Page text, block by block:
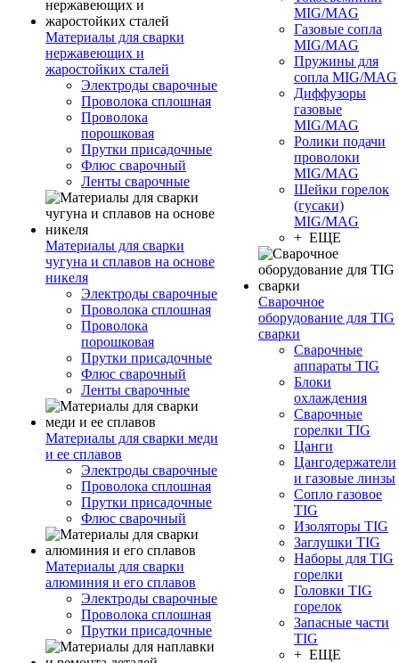
Материалы для сварки
нержавеющих и
жаростойких сталей
Электроды сварочные
Проволока сплошная
Проволока
порошковая
Прутки присадочные
Флюс сварочный
Ленты сварочные
Материалы для сварки
чугуна и сплавов на основе
никеля
Электроды сварочные
Проволока сплошная
Проволока
порошковая
Прутки присадочные
Флюс сварочный
Ленты сварочные
Материалы для сварки меди
и ее сплавов
Электроды сварочные
Проволока сплошная
Прутки присадочные
Флюс сварочный
Материалы для сварки
алюминия и его сплавов
Электроды сварочные
Проволока сплошная
Прутки присадочные
MIG/MAG
Газовые сопла
MIG/MAG
Пружины для
сопла MIG/MAG
Диффузоры
газовые
MIG/MAG
Ролики подачи
проволоки
MIG/MAG
Шейки горелок
(гусаки)
MIG/MAG
+ ЕЩЕ
Сварочное
оборудование для TIG
сварки
Сварочные
аппараты TIG
Блоки
охлаждения
Сварочные
горелки TIG
Цанги
Цангодержатели
и газовые линзы
Сопло газовое
TIG
Изоляторы TIG
Заглушки TIG
Наборы для TIG
горелки
Головки TIG
горелок
Запасные части
TIG
+ ЕЩЕ